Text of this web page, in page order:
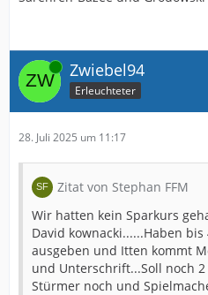
Online Zwiebel94
Erleuchteter
28. Juli 2025 um 11:17
Zitat von Stephan FFM
Wir hatten kein Sparkurs
David kownacki......Haben
ausgeben und Itten kommt
und Unterschrift...Soll noch 2
Stürmer noch und